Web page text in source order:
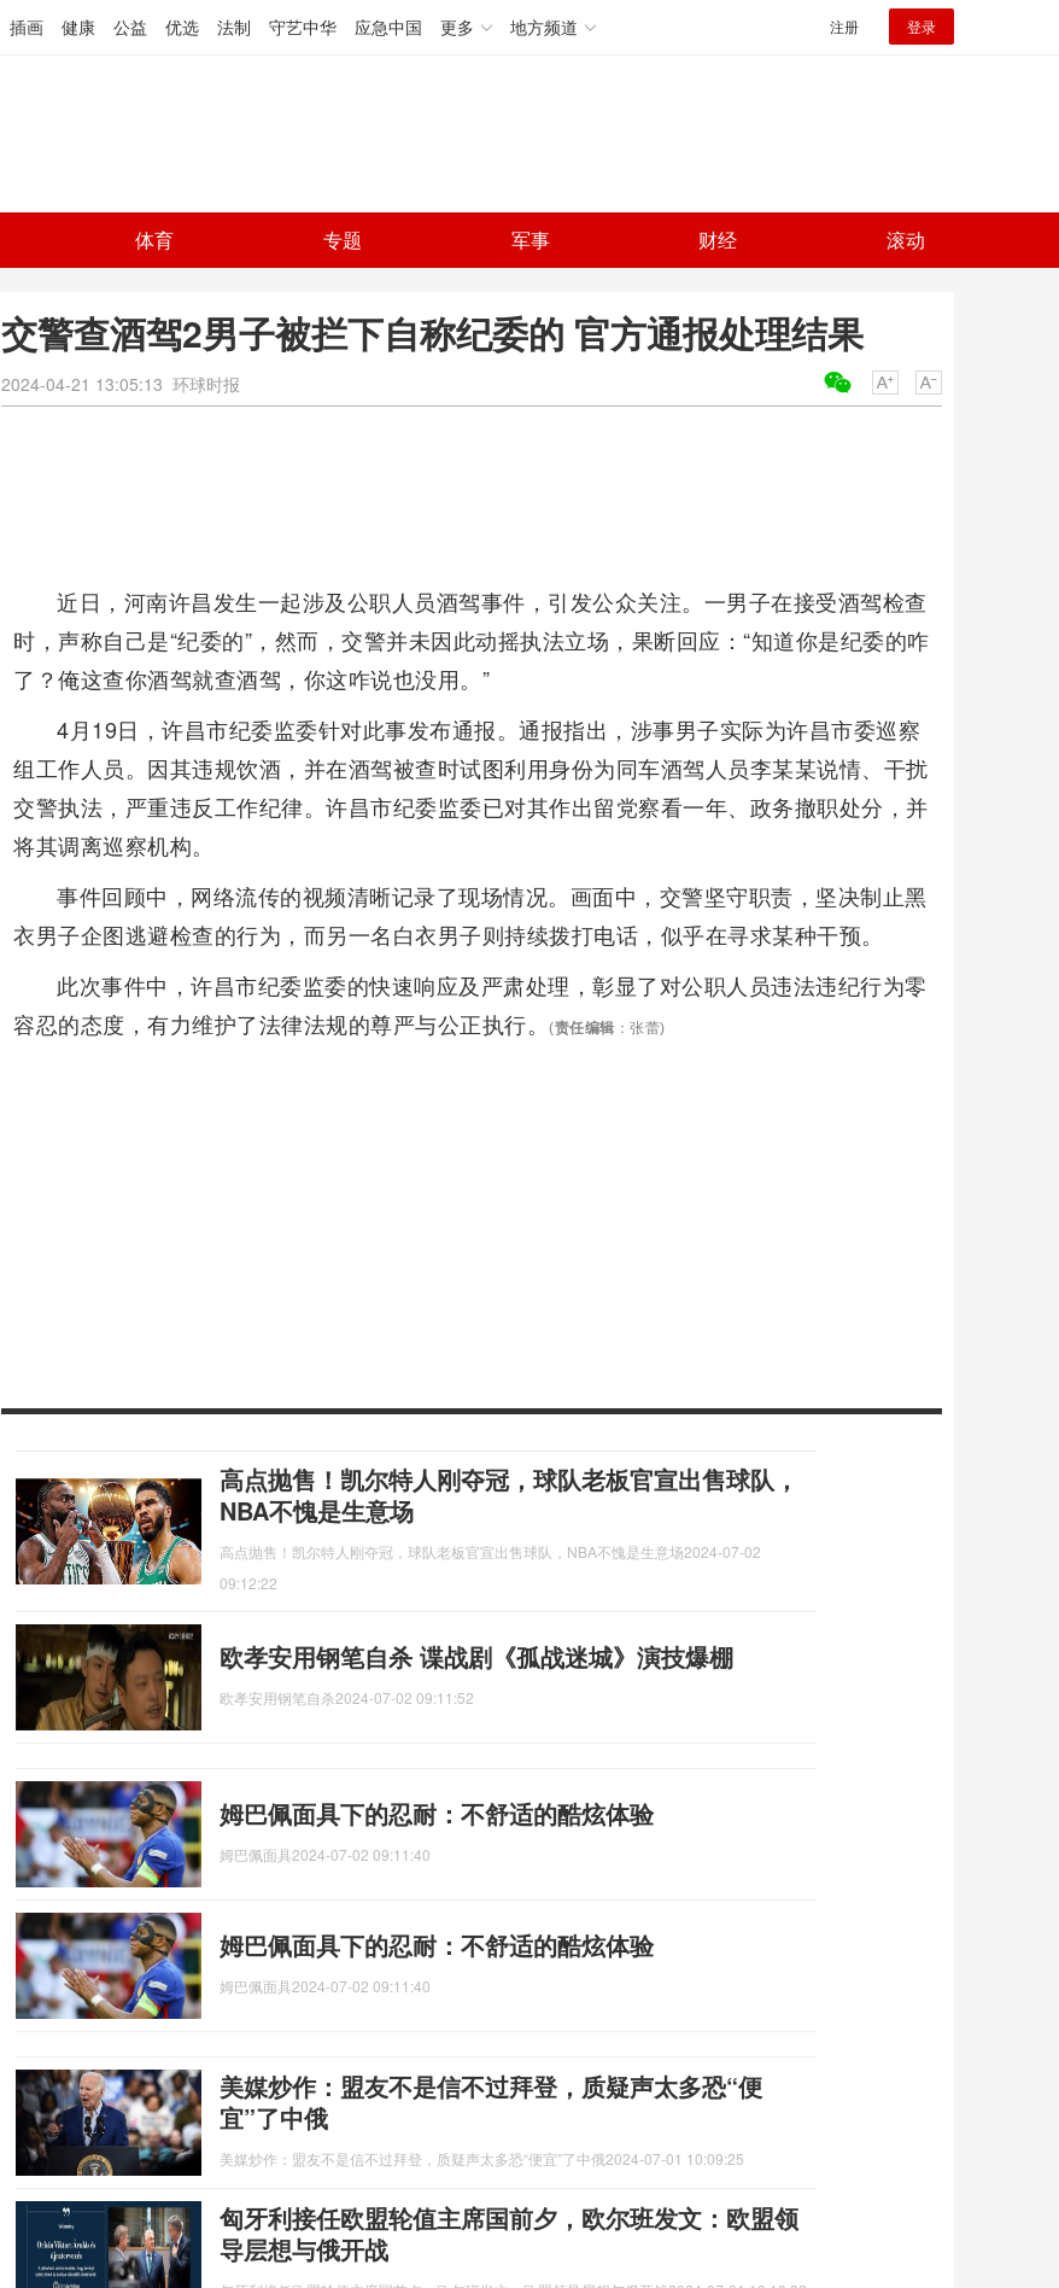
插画 健康 公益 优选 法制 守艺中华 应急中国 更多 地方频道 注册 登录
体育 专题 军事 财经 滚动
交警查酒驾2男子被拦下自称纪委的 官方通报处理结果
2024-04-21 13:05:13 环球时报
近日，河南许昌发生一起涉及公职人员酒驾事件，引发公众关注。一男子在接受酒驾检查
时，声称自己是“纪委的”，然而，交警并未因此动摇执法立场，果断回应：“知道你是纪委的咋
了？俺这查你酒驾就查酒驾，你这咋说也没用。”
4月19日，许昌市纪委监委针对此事发布通报。通报指出，涉事男子实际为许昌市委巡察
组工作人员。因其违规饮酒，并在酒驾被查时试图利用身份为同车酒驾人员李某某说情、干扰
交警执法，严重违反工作纪律。许昌市纪委监委已对其作出留党察看一年、政务撤职处分，并
将其调离巡察机构。
事件回顾中，网络流传的视频清晰记录了现场情况。画面中，交警坚守职责，坚决制止黑
衣男子企图逃避检查的行为，而另一名白衣男子则持续拨打电话，似乎在寻求某种干预。
此次事件中，许昌市纪委监委的快速响应及严肃处理，彰显了对公职人员违法违纪行为零
容忍的态度，有力维护了法律法规的尊严与公正执行。
(责任编辑 ：张蕾)
高点抛售！凯尔特人刚夺冠，球队老板官宣出售球队，
NBA不愧是生意场
高点抛售！凯尔特人刚夺冠，球队老板官宣出售球队，NBA不愧是生意场2024-07-02
09:12:22
欧孝安用钢笔自杀 谍战剧《孤战迷城》演技爆棚
欧孝安用钢笔自杀2024-07-02 09:11:52
姆巴佩面具下的忍耐：不舒适的酷炫体验
姆巴佩面具 2024-07-02 09:11:40
姆巴佩面具下的忍耐：不舒适的酷炫体验
姆巴佩面具 2024-07-02 09:11:40
美媒炒作：盟友不是信不过拜登，质疑声太多恐“便
宜”了中俄
美媒炒作：盟友不是信不过拜登，质疑声太多恐“便宜”了中俄2024-07-01 10:09:25
匈牙利接任欧盟轮值主席国前夕，欧尔班发文：欧盟领
导层想与俄开战